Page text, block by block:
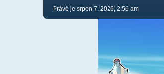
Právě je srpen 7, 2026, 2:56 am